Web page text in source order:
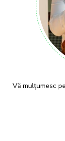
Vă mulțumesc